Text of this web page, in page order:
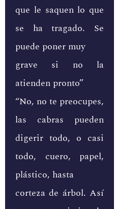
que le saquen lo que
se ha tragado. Se
puede poner muy
grave si no la
atienden pronto”
“No, no te preocupes,
las cabras pueden
digerir todo, o casi
todo, cuero, papel,
plástico, hasta
corteza de árbol. Así